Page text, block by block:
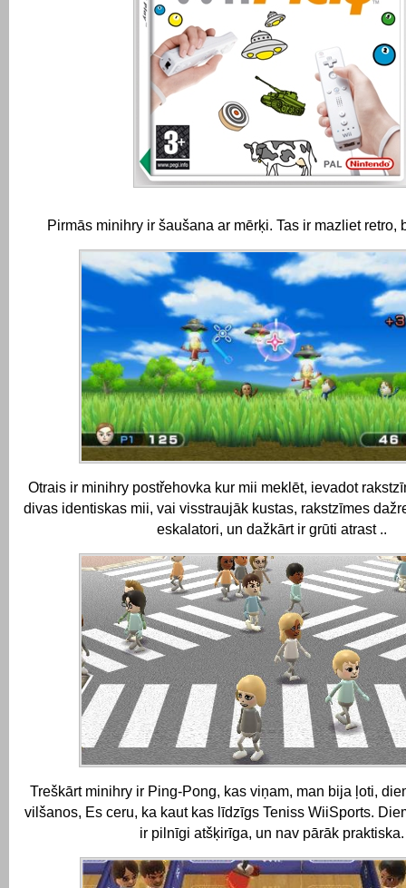
Pirmās minihry ir šaušana ar mērķi. Tas ir mazliet retro,
Otrais ir minihry postřehovka kur mii meklēt, ievadot
divas identiskas mii, vai visstraujāk kustas, rakstzīmes
eskalatori, un dažkārt ir grūti atrast ..
Treškārt minihry ir Ping-Pong, kas viņam, man bija ļoti,
vilšanos, Es ceru, ka kaut kas līdzīgs Teniss WiiSports.
ir pilnīgi atšķirīga, un nav pārāk praktiska.